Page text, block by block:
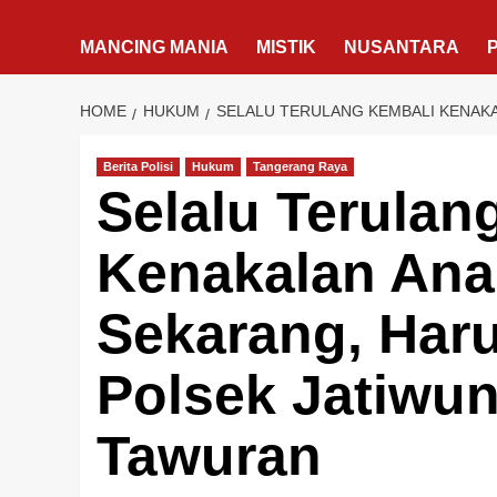
MANCING MANIA MISTIK NUSANTARA
HOME HUKUM SELALU TERULANG KEMBALI
Berita Polisi Hukum Tangerang Raya
Selalu
Kenakalan
Sekarang,
Polsek
Tawuran